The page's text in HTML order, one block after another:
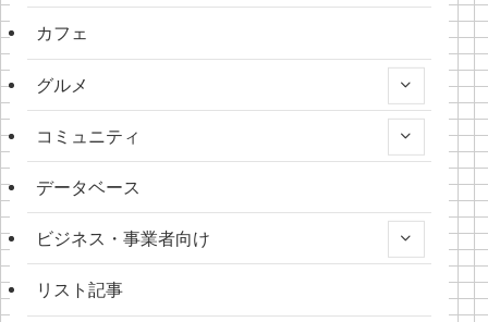
カフェ
グルメ
コミュニティ
データベース
ビジネス・事業者向け
リスト記事